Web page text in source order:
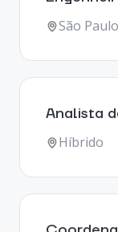
São Paulo
Analista
Híbrido